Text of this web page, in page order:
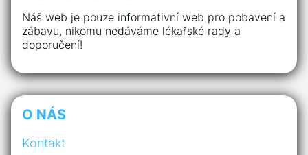
Náš web je pouze informativní web pro pobavení a
zábavu, nikomu nedáváme lékařské rady a
doporučení!
O NÁS
Kontakt